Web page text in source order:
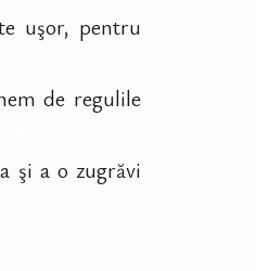
uşor, pentru
de regulile
şi a o zugrăvi